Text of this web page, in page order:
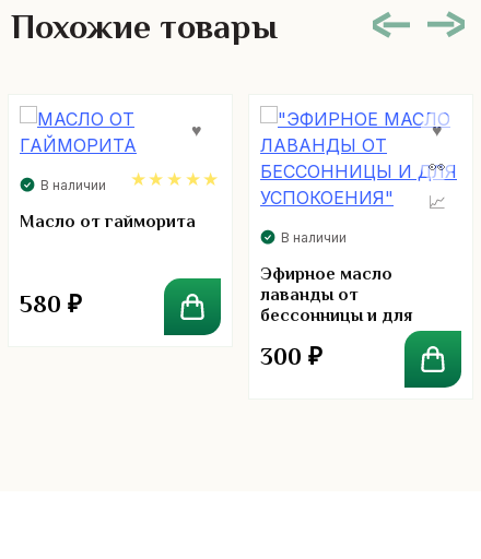
Похожие товары
В наличии
5.00
Масло от гайморита
580 ₽
В наличии
Эфирное масло
лаванды от
бессонницы и для
300 ₽